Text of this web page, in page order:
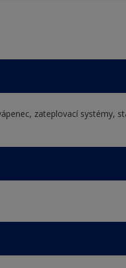
zateplovací systémy,